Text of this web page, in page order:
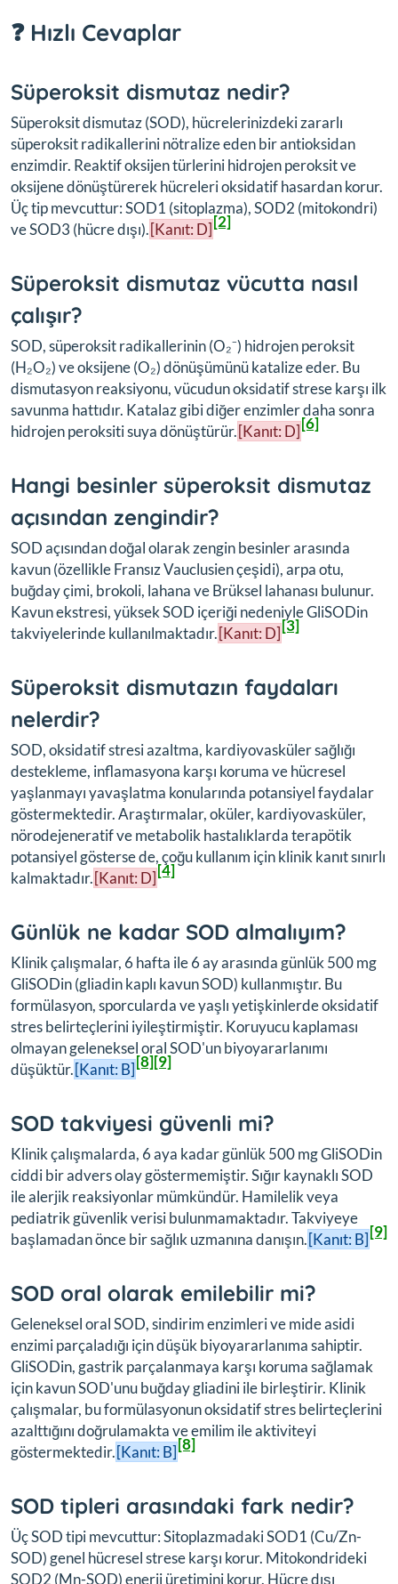
❓ Hızlı Cevaplar
Süperoksit dismutaz nedir?
Süperoksit dismutaz (SOD), hücrelerinizdeki zararlı
süperoksit radikallerini nötralize eden bir antioksidan
enzimdir. Reaktif oksijen türlerini hidrojen peroksit ve
oksijene dönüştürerek hücreleri oksidatif hasardan korur.
Üç tip mevcuttur: SOD1 (sitoplazma), SOD2 (mitokondri)
ve SOD3 (hücre dışı).[Kanıt: D][2]
Süperoksit dismutaz vücutta nasıl
çalışır?
SOD, süperoksit radikallerinin (O₂⁻) hidrojen peroksit
(H₂O₂) ve oksijene (O₂) dönüşümünü katalize eder. Bu
dismutasyon reaksiyonu, vücudun oksidatif strese karşı ilk
savunma hattıdır. Katalaz gibi diğer enzimler daha sonra
hidrojen peroksiti suya dönüştürür.[Kanıt: D][6]
Hangi besinler süperoksit dismutaz
açısından zengindir?
SOD açısından doğal olarak zengin besinler arasında
kavun (özellikle Fransız Vauclusien çeşidi), arpa otu,
buğday çimi, brokoli, lahana ve Brüksel lahanası bulunur.
Kavun ekstresi, yüksek SOD içeriği nedeniyle GliSODin
takviyelerinde kullanılmaktadır.[Kanıt: D][3]
Süperoksit dismutazın faydaları
nelerdir?
SOD, oksidatif stresi azaltma, kardiyovasküler sağlığı
destekleme, inflamasyona karşı koruma ve hücresel
yaşlanmayı yavaşlatma konularında potansiyel faydalar
göstermektedir. Araştırmalar, oküler, kardiyovasküler,
nörodejeneratif ve metabolik hastalıklarda terapötik
potansiyel gösterse de, çoğu kullanım için klinik kanıt sınırlı
kalmaktadır.[Kanıt: D][4]
Günlük ne kadar SOD almalıyım?
Klinik çalışmalar, 6 hafta ile 6 ay arasında günlük 500 mg
GliSODin (gliadin kaplı kavun SOD) kullanmıştır. Bu
formülasyon, sporcularda ve yaşlı yetişkinlerde oksidatif
stres belirteçlerini iyileştirmiştir. Koruyucu kaplaması
olmayan geleneksel oral SOD'un biyoyararlanımı
düşüktür.[Kanıt: B][8][9]
SOD takviyesi güvenli mi?
Klinik çalışmalarda, 6 aya kadar günlük 500 mg GliSODin
ciddi bir advers olay göstermemiştir. Sığır kaynaklı SOD
ile alerjik reaksiyonlar mümkündür. Hamilelik veya
pediatrik güvenlik verisi bulunmamaktadır. Takviyeye
başlamadan önce bir sağlık uzmanına danışın.[Kanıt: B][9]
SOD oral olarak emilebilir mi?
Geleneksel oral SOD, sindirim enzimleri ve mide asidi
enzimi parçaladığı için düşük biyoyararlanıma sahiptir.
GliSODin, gastrik parçalanmaya karşı koruma sağlamak
için kavun SOD'unu buğday gliadini ile birleştirir. Klinik
çalışmalar, bu formülasyonun oksidatif stres belirteçlerini
azalttığını doğrulamakta ve emilim ile aktiviteyi
göstermektedir.[Kanıt: B][8]
SOD tipleri arasındaki fark nedir?
Üç SOD tipi mevcuttur: Sitoplazmadaki SOD1 (Cu/Zn-
SOD) genel hücresel strese karşı korur. Mitokondrideki
SOD2 (Mn-SOD) enerji üretimini korur. Hücre dışı